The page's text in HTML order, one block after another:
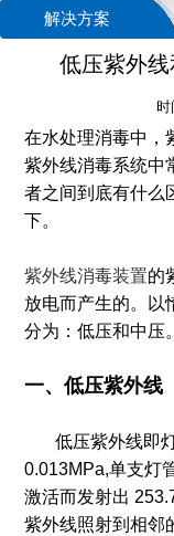
解决方案
低压紫外
在水处理消毒中，
紫外线消毒系统中
者之间到底有什么
下。
紫外线消毒装置的
放电而产生的。以
分为：低压和中压。
一、低压紫外线
低压紫外线即灯
0.013MPa,单支灯
激活而发射出
紫外线照射到相邻